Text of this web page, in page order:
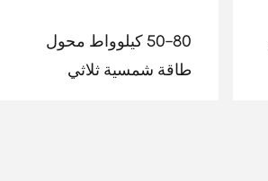
50-80 كيلوواط محول
طاقة شمسية ثلاثي